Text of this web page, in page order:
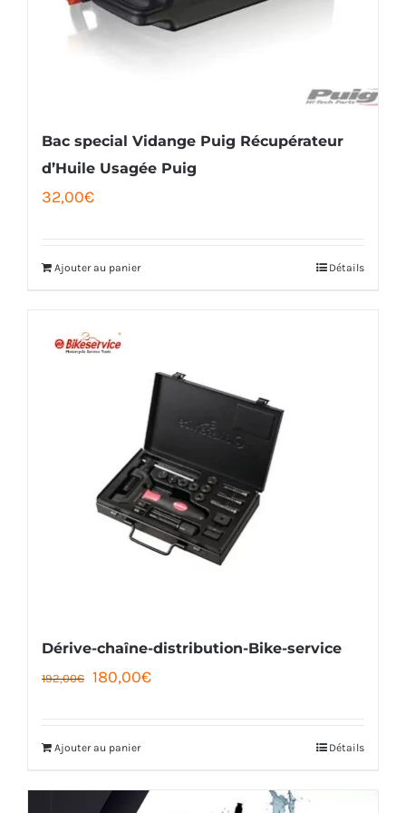
Bac special Vidange Puig Récupérateur
d’Huile Usagée Puig
32,00€
Ajouter au panier Détails
Dérive-chaîne-distribution-Bike-service
192,00€ Le
était :
192,00€.
180,00€Le
Ajouter au panier Détails